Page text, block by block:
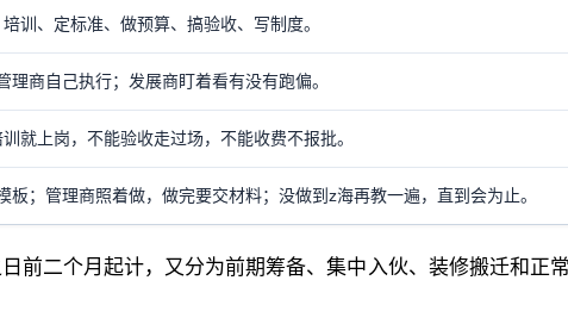
训、定标准、做预算、搞验收、写制度。
商自己执行；发展商盯着看有没有跑偏。
就上岗，不能验收走过场，不能收费不报批。
板；管理商照着做，做完要交材料；没做到z海再教一遍，直到会为止。
前二个月起计，又分为前期筹备、集中入伙、装修搬迁和正